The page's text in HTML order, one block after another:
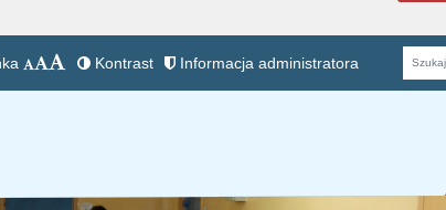
Kontrast Informacja administratora
Fraza